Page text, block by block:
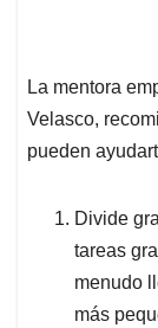
La mentora
Velasco,
pueden
Divide
tareas
menudo
más